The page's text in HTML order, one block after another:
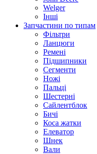
Welger
Інші
Запчастини по типам
Фільтри
Ланцюги
Ремені
Підшипники
Сегменти
Ножі
Пальці
Шестерні
Сайлентблок
Бичі
Коса жатки
Елеватор
Шнек
Вали